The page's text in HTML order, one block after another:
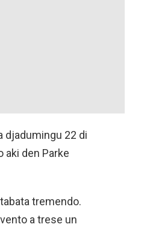
djadumingu 22 di
aki den Parke
tremendo.
a trese un